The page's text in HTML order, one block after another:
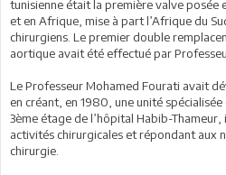
tunisienne était la première valve posée
et en Afrique, mise à part l’Afrique du
chirurgiens. Le premier double
aortique avait été effectué par
Le Professeur Mohamed Fourati avait
en créant, en 1980, une unité
3ème étage de l’hôpital Habib-
activités chirurgicales et répondant aux
chirurgie.